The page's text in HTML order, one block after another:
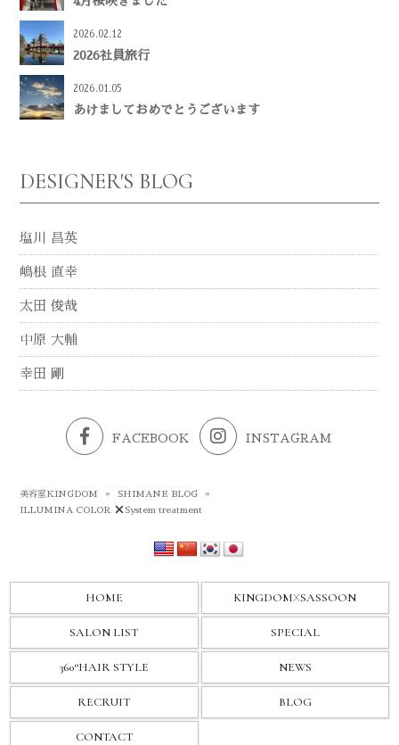
2026.02.12
2026社員旅行
2026.01.05
あけましておめでとうございます
DESIGNER'S BLOG
塩川 昌英
嶋根 直幸
太田 俊哉
中原 大輔
幸田 剛
FACEBOOK INSTAGRAM
美容室KINGDOM » SHIMANE BLOG
»
ILLUMINA COLOR
System treatment
HOME KINGDOMXSASSOON
SALON LIST SPECIAL
360°HAIR STYLE NEWS
RECRUIT BLOG
CONTACT